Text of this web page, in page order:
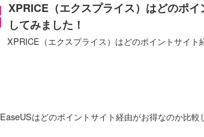
XPRICE（エクスプライス）はどのポ
してみました！
XPRICE（エクスプライス）はどのポイントサイト
EaseUSはどのポイントサイト経由がお得なのか比較